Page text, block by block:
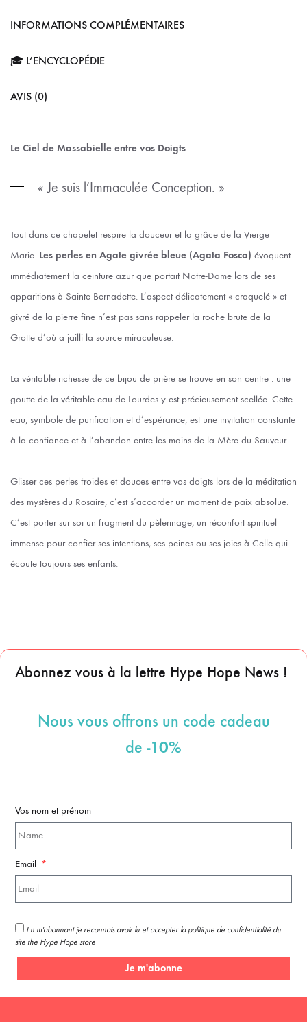
INFORMATIONS COMPLÉMENTAIRES
🎓 L’ENCYCLOPÉDIE
AVIS (0)
Le Ciel de Massabielle entre vos Doigts
« Je suis l’Immaculée Conception. »
Tout dans ce chapelet respire la douceur et la grâce de la Vierge
Marie. Les perles en Agate givrée bleue (Agata Fosca) évoquent
immédiatement la ceinture azur que portait Notre-Dame lors de ses
apparitions à Sainte Bernadette. L’aspect délicatement « craquelé » et
givré de la pierre fine n’est pas sans rappeler la roche brute de la
Grotte d’où a jailli la source miraculeuse.
La véritable richesse de ce bijou de prière se trouve en son centre : une
goutte de la véritable eau de Lourdes y est précieusement scellée. Cette
eau, symbole de purification et d’espérance, est une invitation constante
à la confiance et à l’abandon entre les mains de la Mère du Sauveur.
Glisser ces perles froides et douces entre vos doigts lors de la méditation
des mystères du Rosaire, c’est s’accorder un moment de paix absolue.
C’est porter sur soi un fragment du pèlerinage, un réconfort spirituel
immense pour confier ses intentions, ses peines ou ses joies à Celle qui
écoute toujours ses enfants.
Abonnez vous à la lettre Hype Hope News !
Nous vous offrons un code cadeau
de -10%
Vos nom et prénom
Email
En m'abonnant je reconnais avoir lu et accepter la politique de confidentialité du
site the Hype Hope store
Je m'abonne